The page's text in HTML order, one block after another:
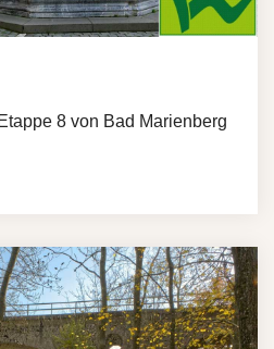
8 von Bad Marienberg